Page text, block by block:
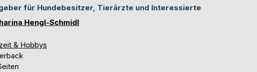
für Hundebesitzer, Tierärzte und Interessierte
Hengl-Schmidl
& Hobbys